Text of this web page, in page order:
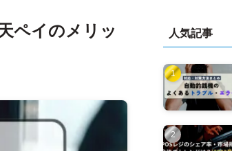
ペイのメリッ
人気記事